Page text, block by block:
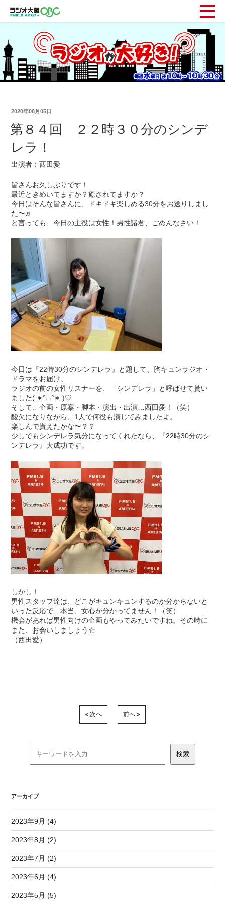
2020年08月05日
第８４回 ２２時３０分のシンデ
レラ！
出演者：西田愛
皆さんお久しぶりです！
最近ときめいてますか？癒されてますか？
今日はそんな皆さんに、ドキドキ楽しめる30分をお送りしまし
た〜♬
と言っても、今日の主役は女性！男性諸君、ごめんなさい！
今日は『22時30分のシンデレラ』と題して、胸キュンラジオ・
ドラマをお届け。
ラジオの前の女性リスナーを、「シンデレラ」と呼ばせて貰い
ました( ∗°⌓°∗ )♡
そして、企画・原案・脚本・演出・出演…西田愛！（笑）
酸欠になりながら、1人で何役も演じてみましたよ。
楽しんで貰えたかな〜？？
少しでもシンデレラ気分になってくれたなら、『22時30分のシ
ンデレラ』大成功です。
しかし！
男性スタッフ達は、どこがキュンキュンするのか分からないと
いった反応で…本当、女心が分かってません！（笑）
機会があれば男性向けの企画もやってみたいですね。その時に
また、お会いしましょう☆
（西田愛）
« 次へ 前へ »
アーカイブ
2023年9月 (4)
2023年8月 (2)
2023年7月 (2)
2023年6月 (4)
2023年5月 (5)